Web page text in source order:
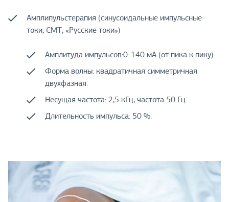
Амплипульстерапия (синусоидальные импульсные
токи, СМТ, «Русские токи»)
Амплитуда импульсов:0-140 мА (от пика к пику).
Форма волны: квадратичная симметричная
двухфазная.
Несущая частота: 2,5 кГц, частота 50 Гц.
Длительность импульса: 50 %.